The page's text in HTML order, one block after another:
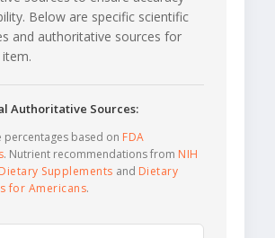
Below are specific scientific
and authoritative sources for
Authoritative Sources:
percentages based on FDA
. Nutrient recommendations from NIH
Supplements and Dietary
for Americans.